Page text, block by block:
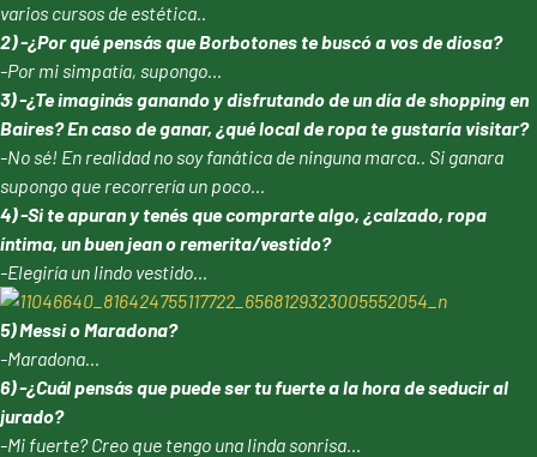
varios cursos de estética..
2) -¿Por qué pensás que Borbotones te buscó a vos de diosa?
-Por mi simpatía, supongo…
3) -¿Te imaginás ganando y disfrutando de un día de shopping en
Baires? En caso de ganar, ¿qué local de ropa te gustaría visitar?
-No sé! En realidad no soy fanática de ninguna marca.. Si ganara
supongo que recorrería un poco…
4) -Si te apuran y tenés que comprarte algo, ¿calzado, ropa
íntima, un buen jean o remerita/vestido?
-Elegiría un lindo vestido…
5) Messi o Maradona?
-Maradona…
6) -¿Cuál pensás que puede ser tu fuerte a la hora de seducir al
jurado?
-Mi fuerte? Creo que tengo una linda sonrisa…